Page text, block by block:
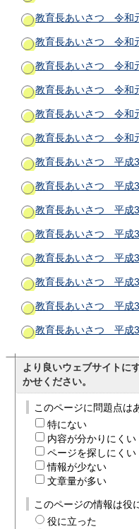
教育長あいさつ 令和
教育長あいさつ 令和
教育長あいさつ 令和
教育長あいさつ 令和
教育長あいさつ 令和
教育長あいさつ 令和
教育長あいさつ 平成
教育長あいさつ 平成
教育長あいさつ 平成
教育長あいさつ 平成
教育長あいさつ 平成
教育長あいさつ 平成
教育長あいさつ 平成
教育長あいさつ 平成
より良いウェブサイトに
かせください。
このページに問題点は
特にない
内容が分かりにくい
ページを探しにくい
情報が少ない
文章量が多い
このページの情報は役
役に立った